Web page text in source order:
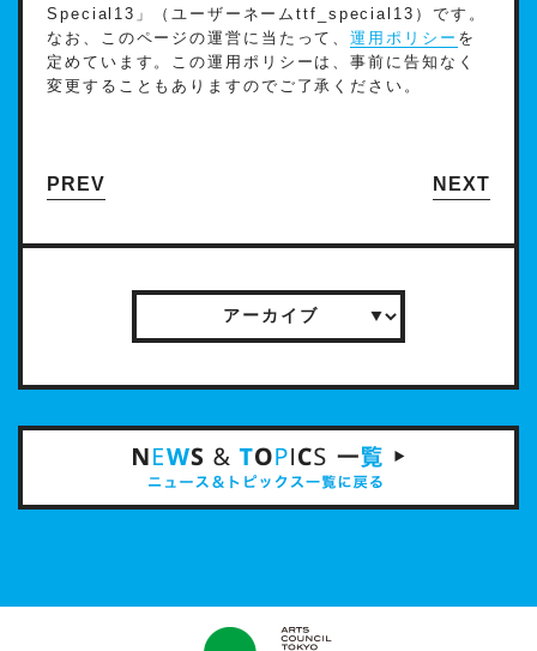
Special13」（ユーザーネームttf_special13）です。
なお、このページの運営に当たって、運用ポリシー を
定めています。この運用ポリシーは、事前に告知なく
変更することもありますのでご了承ください。
PREV NEXT